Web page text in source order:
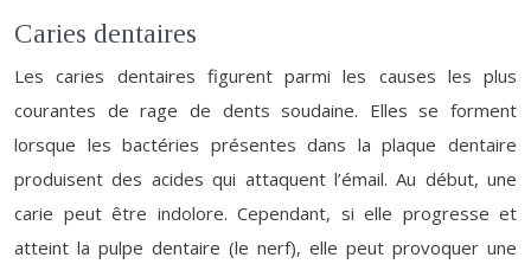
Caries dentaires
Les caries dentaires figurent parmi les causes les plus
courantes de rage de dents soudaine. Elles se forment
lorsque les bactéries présentes dans la plaque dentaire
produisent des acides qui attaquent l’émail. Au début, une
carie peut être indolore. Cependant, si elle progresse et
atteint la pulpe dentaire (le nerf), elle peut provoquer une